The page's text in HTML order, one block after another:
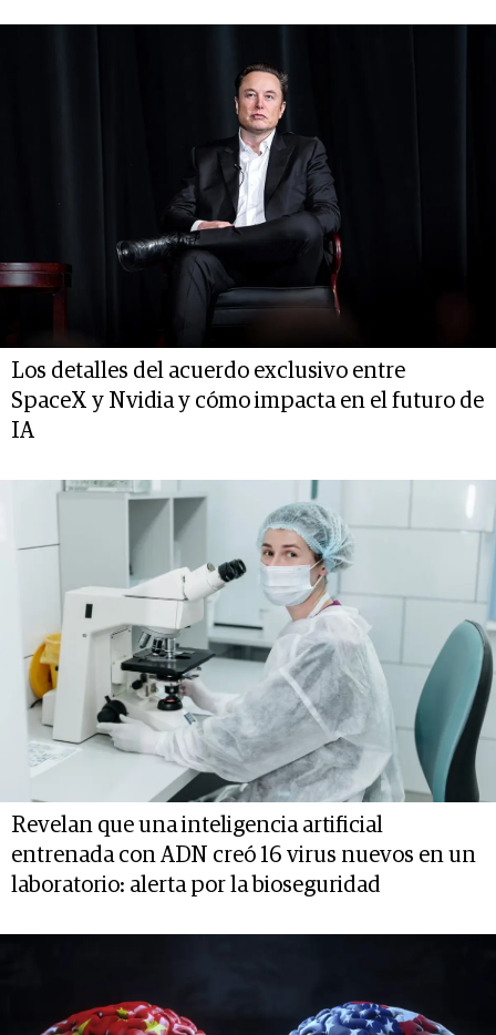
Los detalles del acuerdo exclusivo entre
SpaceX y Nvidia y cómo impacta en el futuro de
IA
Revelan que una inteligencia artificial
entrenada con ADN creó 16 virus nuevos en un
laboratorio: alerta por la bioseguridad